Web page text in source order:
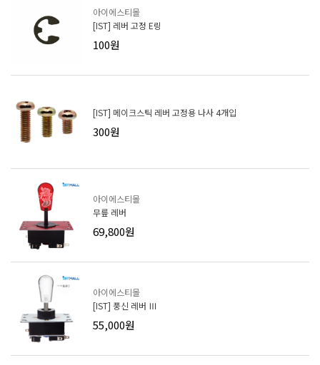
아이에스티몰
[IST] 레버 고정 E링
100원
[IST] 메이크스틱 레버 고정용 나사 4개입
300원
아이에스티몰
무릎 레버
69,800원
아이에스티몰
[IST] 풍신 레버 Ⅲ
55,000원